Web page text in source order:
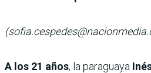
A los 21 años, la paraguaya